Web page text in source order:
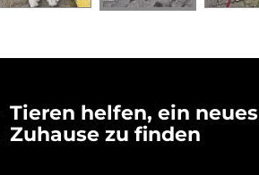
Tieren helfen, ein neues
Zuhause zu finden